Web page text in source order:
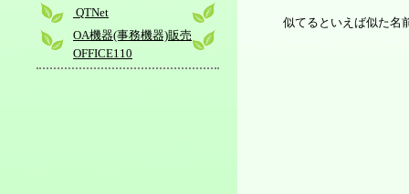
似てるといえば似た名
QTNet
OA機器(事務機器)販売
OFFICE110